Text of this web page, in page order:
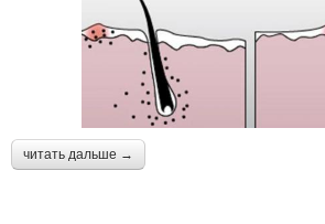
читать дальше →